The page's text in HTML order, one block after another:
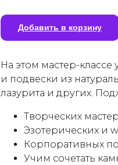
Добавить в корзину
На этом мастер-классе
и подвески из
лазурита и других.
Творческих
Эзотерических и
Корпоративных
Учим сочетать